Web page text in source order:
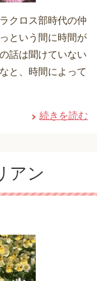
クロス部時代の仲
という間に時間が
話は聞けていない
と、時間によって
続きを読む
アン